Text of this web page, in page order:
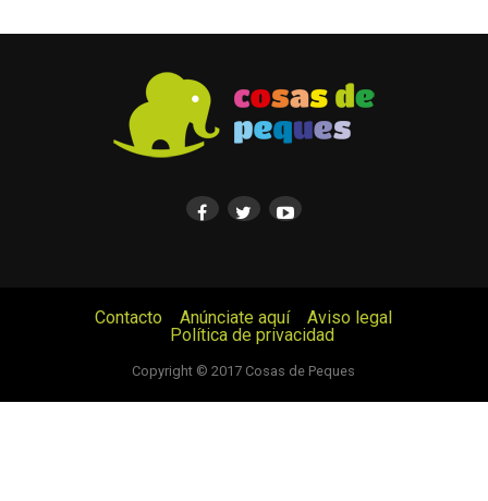
Contacto Anúnciate aquí
Aviso legal
Política de privacidad
Copyright © 2017 Cosas de Peques